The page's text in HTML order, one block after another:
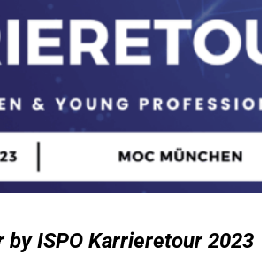
by ISPO Karrieretour 2023